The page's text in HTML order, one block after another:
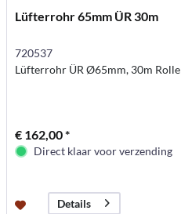
Lüfterrohr 65mm ÜR 30m
720537
Lüfterrohr ÜR Ø65mm, 30m Rolle
€ 162,00 *
Direct klaar voor verzending
Details